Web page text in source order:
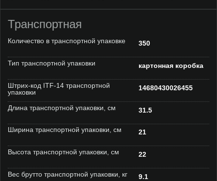
Транспортная
Количество в транспортной упаковке 350
Тип транспортной упаковки картонная коробка
Штрих-код ITF-14 транспортной
упаковки
14680430026455
Длина транспортной упаковки, см 31.5
Ширина транспортной упаковки, см 21
Высота транспортной упаковки, см 22
Вес брутто транспортной упаковки, кг 9.1